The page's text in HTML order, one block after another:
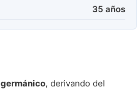
35 años
germánico, derivando del